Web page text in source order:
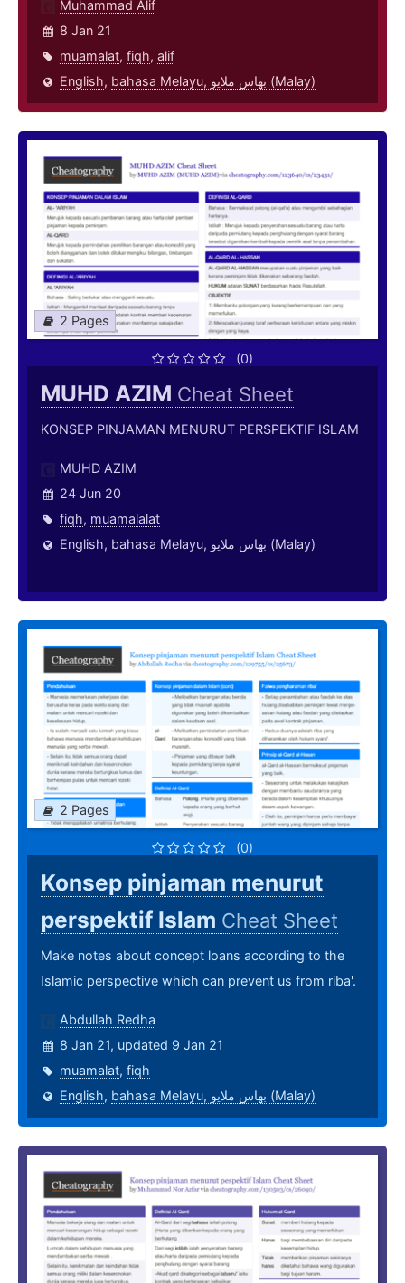
Muhammad Alif
8 Jan 21
muamalat, fiqh, alif
English, bahasa Melayu, بهاس ملايو‎ (Malay)
2 Pages
(0)
MUHD AZIM Cheat Sheet
KONSEP PINJAMAN MENURUT PERSPEKTIF ISLAM
MUHD AZIM
24 Jun 20
fiqh, muamalalat
English, bahasa Melayu, بهاس ملايو‎ (Malay)
2 Pages
(0)
Konsep pinjaman menurut
perspektif Islam Cheat Sheet
Make notes about concept loans according to the
Islamic perspective which can prevent us from riba'.
Abdullah Redha
8 Jan 21, updated 9 Jan 21
muamalat, fiqh
English, bahasa Melayu, بهاس ملايو‎ (Malay)